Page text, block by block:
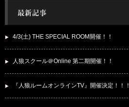
4/3(土) THE SPECIAL ROOM開催！！
人狼スクール＠Online 第二期開催！！
『人狼ルームオンラインTV』開催決定！！！